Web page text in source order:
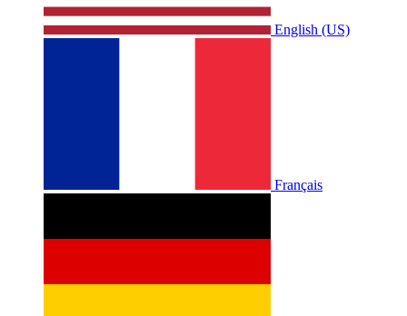
English (US)
Français